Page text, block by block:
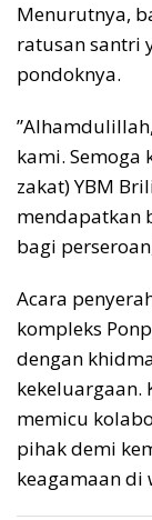
Menurutnya,
ratusan santri
pondoknya.
kami.
zakat) YBM
mendapatkan
bagi
​Acara
kompleks
dengan
kekeluargaan.
memicu
pihak demi
keagamaan di